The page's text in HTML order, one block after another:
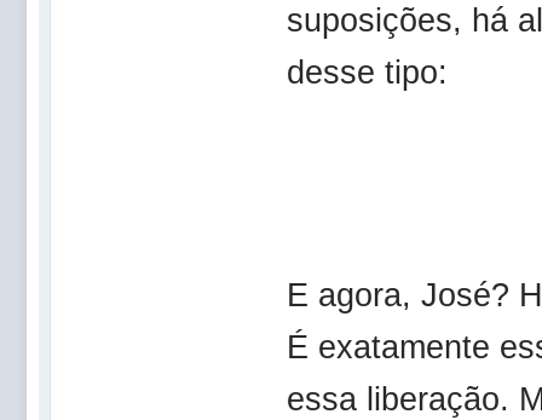
suposições, há
desse tipo:
E agora, José?
É exatamente
essa liberação.